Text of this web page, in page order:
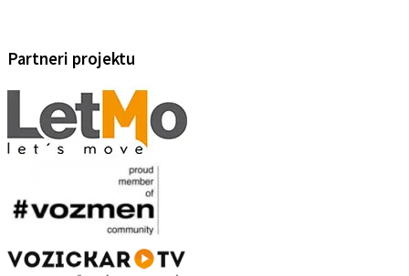
Partneri projektu